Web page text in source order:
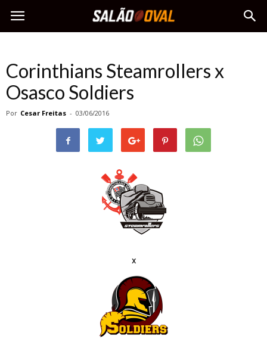
Corinthians Steamrollers x
Osasco Soldiers
Por Cesar Freitas - 03/06/2016
x